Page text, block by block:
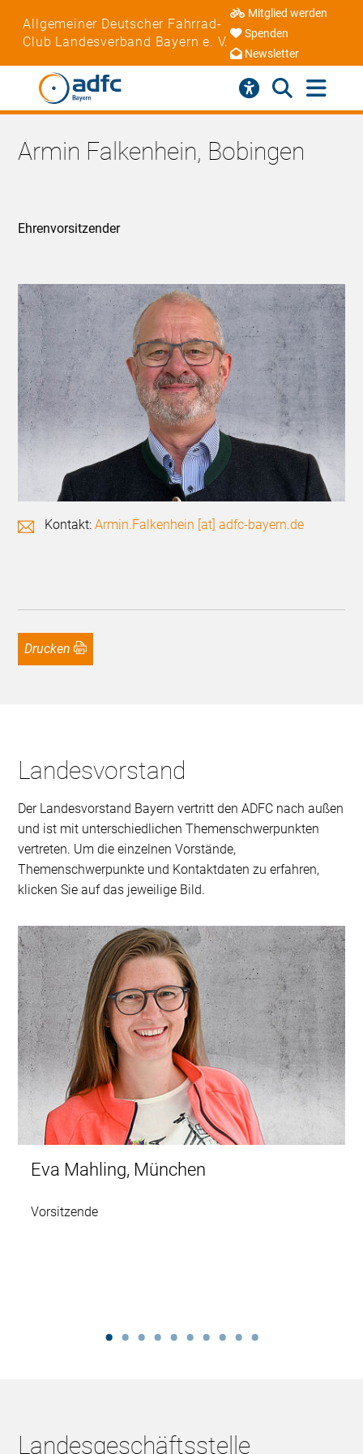
Allgemeiner Deutscher Fahrrad-
Club Landesverband Bayern e. V.
Mitglied werden
Spenden
Newsletter
Armin Falkenhein, Bobingen
Ehrenvorsitzender
Kontakt:Armin.Falkenhein [at] adfc-bayern.de
Drucken
Landesvorstand
Der Landesvorstand Bayern vertritt den ADFC nach außen
und ist mit unterschiedlichen Themenschwerpunkten
vertreten. Um die einzelnen Vorstände,
Themenschwerpunkte und Kontaktdaten zu erfahren,
klicken Sie auf das jeweilige Bild.
Eva Mahling, München
Vorsitzende
Landesgeschäftsstelle